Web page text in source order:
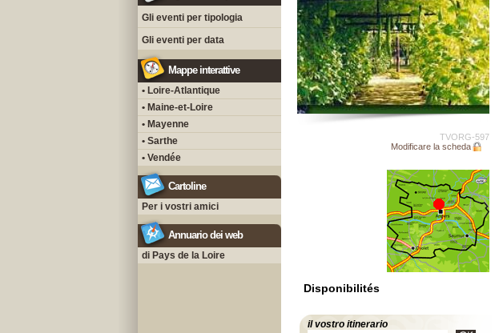
Gli eventi per tipologia
Gli eventi per data
Mappe interattive
• Loire-Atlantique
• Maine-et-Loire
• Mayenne
• Sarthe
• Vendée
Cartoline
Per i vostri amici
Annuario dei web
di Pays de la Loire
TVORG-597
Modificare la scheda
Disponibilités
il vostro itinerario